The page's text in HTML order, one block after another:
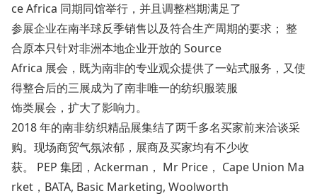
ce Africa 同期同馆举行，并且调整档期满足了
参展企业在南半球反季销售以及符合生产周期的要求； 整
合原本只针对非洲本地企业开放的 Source
Africa 展会，既为南非的专业观众提供了一站式服务，又使
得整合后的三展成为了南非唯一的纺织服装服
饰类展会 ，扩大了影响力。
2018 年的南非纺织精品展集结了两千多名买家前来洽谈采
购。现场商贸气氛浓郁，展商及买家均有不少收
获。 PEP 集团，Ackerman， Mr Price， Cape Union Ma
rket，BATA, Basic Marketing, Woolworth